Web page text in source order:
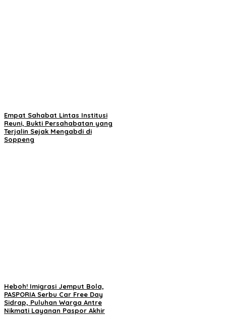
Empat Sahabat Lintas Institusi
Reuni, Bukti Persahabatan yang
Terjalin Sejak Mengabdi di
Soppeng
Heboh! Imigrasi Jemput Bola,
PASPORIA Serbu Car Free Day
Sidrap, Puluhan Warga Antre
Nikmati Layanan Paspor Akhir